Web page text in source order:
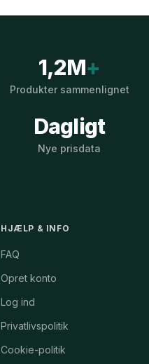
1,2M+
Produkter sammenlignet
Dagligt
Nye prisdata
HJÆLP & INFO
FAQ
Opret konto
Log ind
Privatlivspolitik
Cookie-politik